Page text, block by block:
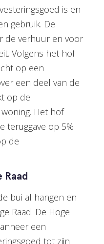
is en
gebruik. De
de verhuur en voor
Volgens het hof
op een
een deel van de
op de
Het hof
teruggave op 5%
de
Raad
bui al hangen en
Raad. De Hoge
een
tot zijn